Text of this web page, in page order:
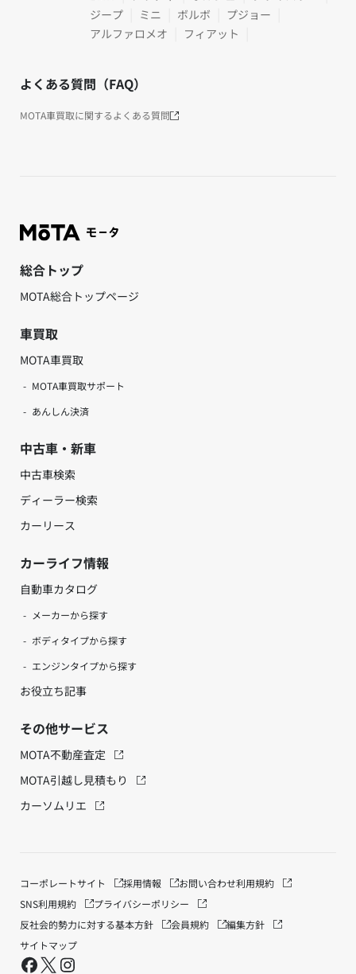
ジープ
ミニ ボルボ
プジョー
アルファロメオ
フィアット
よくある質問（FAQ）
MOTA車買取に関するよくある質問
総合トップ
MOTA総合トップページ
車買取
MOTA車買取
MOTA車買取サポート
あんしん決済
中古車・新車
中古車検索
ディーラー検索
カーリース
カーライフ情報
自動車カタログ
メーカーから探す
ボディタイプから探す
エンジンタイプから探す
お役立ち記事
その他サービス
MOTA不動産査定
MOTA引越し見積もり
カーソムリエ
コーポレートサイト 採用情報 お問い合わせ利用規約
SNS利用規約
プライバシーポリシー
反社会的勢力に対する基本方針
会員規約
編集方針
サイトマップ